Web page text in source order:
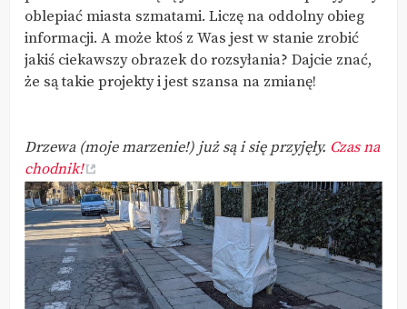
oblepiać miasta szmatami. Liczę na oddolny obieg
informacji. A może ktoś z Was jest w stanie zrobić
jakiś ciekawszy obrazek do rozsyłania? Dajcie znać,
że są takie projekty i jest szansa na zmianę!
Drzewa (moje marzenie!) już są i się przyjęły. Czas na
chodnik!